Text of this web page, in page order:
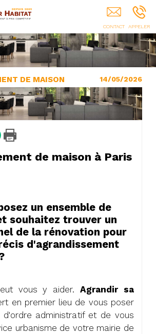
Rénovation D'appartement PARIS
DE MAISON 14/05/2026
de maison à Paris
un ensemble de
souhaitez trouver un
de la rénovation pour
d'agrandissement
vous y aider.Agrandir sa
en premier lieu de vous poser
d'ordre administratif et de vous
urbanisme de votre mairie de